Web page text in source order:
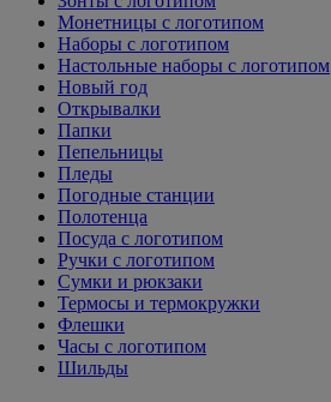
Монетницы с логотипом
Наборы с логотипом
Настольные наборы с логотипом
Новый год
Открывалки
Папки
Пепельницы
Пледы
Погодные станции
Полотенца
Посуда с логотипом
Ручки с логотипом
Сумки и рюкзаки
Термосы и термокружки
Флешки
Часы с логотипом
Шильды